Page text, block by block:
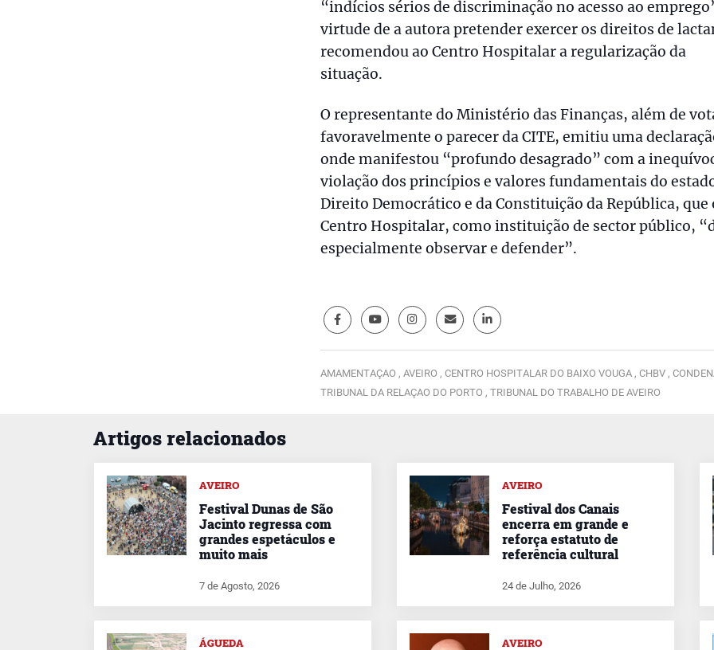
“indícios sérios de discriminação no acesso ao
virtude de a autora pretender exercer os direitos de
recomendou ao Centro Hospitalar a regularização da
situação.
O representante do Ministério das Finanças, além de
favoravelmente o parecer da CITE, emitiu uma
onde manifestou “profundo desagrado” com a
violação dos princípios e valores fundamentais do
Direito Democrático e da Constituição da República, que
Centro Hospitalar, como instituição de sector público,
especialmente observar e defender”.
AMAMENTAÇAO , AVEIRO , CENTRO HOSPITALAR DO BAIXO VOUGA , CHBV ,
TRIBUNAL DA RELAÇAO DO PORTO , TRIBUNAL DO TRABALHO DE AVEIRO
Artigos relacionados
AVEIRO
Festival Dunas de São
Jacinto regressa com
grandes espetáculos e
muito mais
7 de Agosto, 2026
AVEIRO
Festival dos Canais
encerra em grande e
reforça estatuto de
referência cultural
24 de Julho, 2026
ÁGUEDA AVEIRO